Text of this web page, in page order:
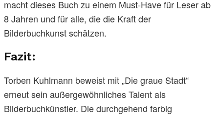
macht dieses Buch zu einem Must-Have für Leser ab
8 Jahren und für alle, die die Kraft der
Bilderbuchkunst schätzen.
Fazit:
Torben Kuhlmann beweist mit „Die graue Stadt“
erneut sein außergewöhnliches Talent als
Bilderbuchkünstler. Die durchgehend farbig